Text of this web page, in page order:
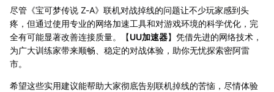
尽管《宝可梦传说 Z-A》联机对战掉线的问题让不少玩家感到头
疼，但通过使用专业的网络加速工具和对游戏环境的科学优化，完
全有可能显著改善连接质量。【UU加速器】凭借先进的网络技术，
为广大训练家带来顺畅、稳定的对战体验，助你无忧探索密阿雷
市。
希望这些实用建议能帮助大家彻底告别联机掉线的苦恼，尽情体验